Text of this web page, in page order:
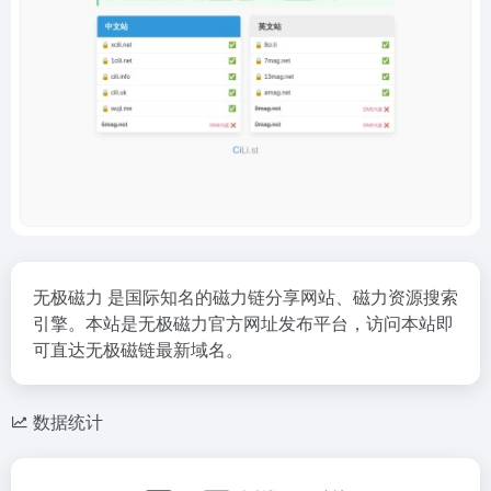
无极磁力 是国际知名的磁力链分享网站、磁力资源搜索
引擎。本站是无极磁力官方网址发布平台，访问本站即
可直达无极磁链最新域名。
数据统计